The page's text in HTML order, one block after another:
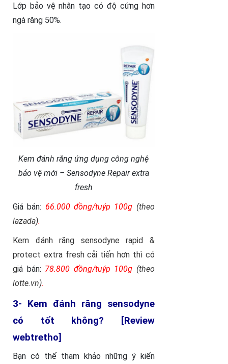
Lớp bảo vệ nhân tạo có độ cứng hơn
ngà răng 50%.
Kem đánh răng ứng dụng công nghệ
bảo vệ mới – Sensodyne Repair extra
fresh
Giá bán: 66.000 đồng/tuýp 100g (theo
lazada).
Kem đánh răng sensodyne rapid &
protect extra fresh cải tiến hơn thì có
giá bán: 78.800 đồng/tuýp 100g (theo
lotte.vn).
3- Kem đánh răng sensodyne
có tốt không? [Review
webtretho]
Bạn có thể tham khảo những ý kiến